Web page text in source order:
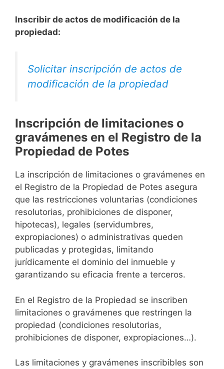
Inscribir de actos de modificación de la
propiedad:
Solicitar inscripción de actos de
modificación de la propiedad
Inscripción de limitaciones o
gravámenes en el Registro de la
Propiedad de Potes
La inscripción de limitaciones o gravámenes en
el Registro de la Propiedad de Potes asegura
que las restricciones voluntarias (condiciones
resolutorias, prohibiciones de disponer,
hipotecas), legales (servidumbres,
expropiaciones) o administrativas queden
publicadas y protegidas, limitando
jurídicamente el dominio del inmueble y
garantizando su eficacia frente a terceros.
En el Registro de la Propiedad se inscriben
limitaciones o gravámenes que restringen la
propiedad (condiciones resolutorias,
prohibiciones de disponer, expropiaciones…).
Las limitaciones y gravámenes inscribibles son